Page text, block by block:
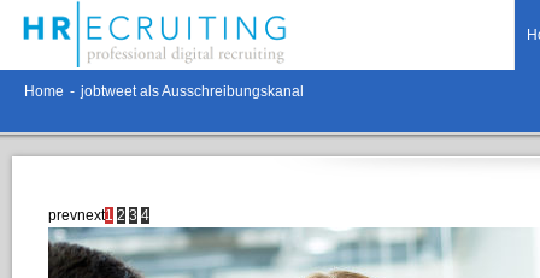
Home - jobtweet als Ausschreibungskanal
prevnext1 2 3 4